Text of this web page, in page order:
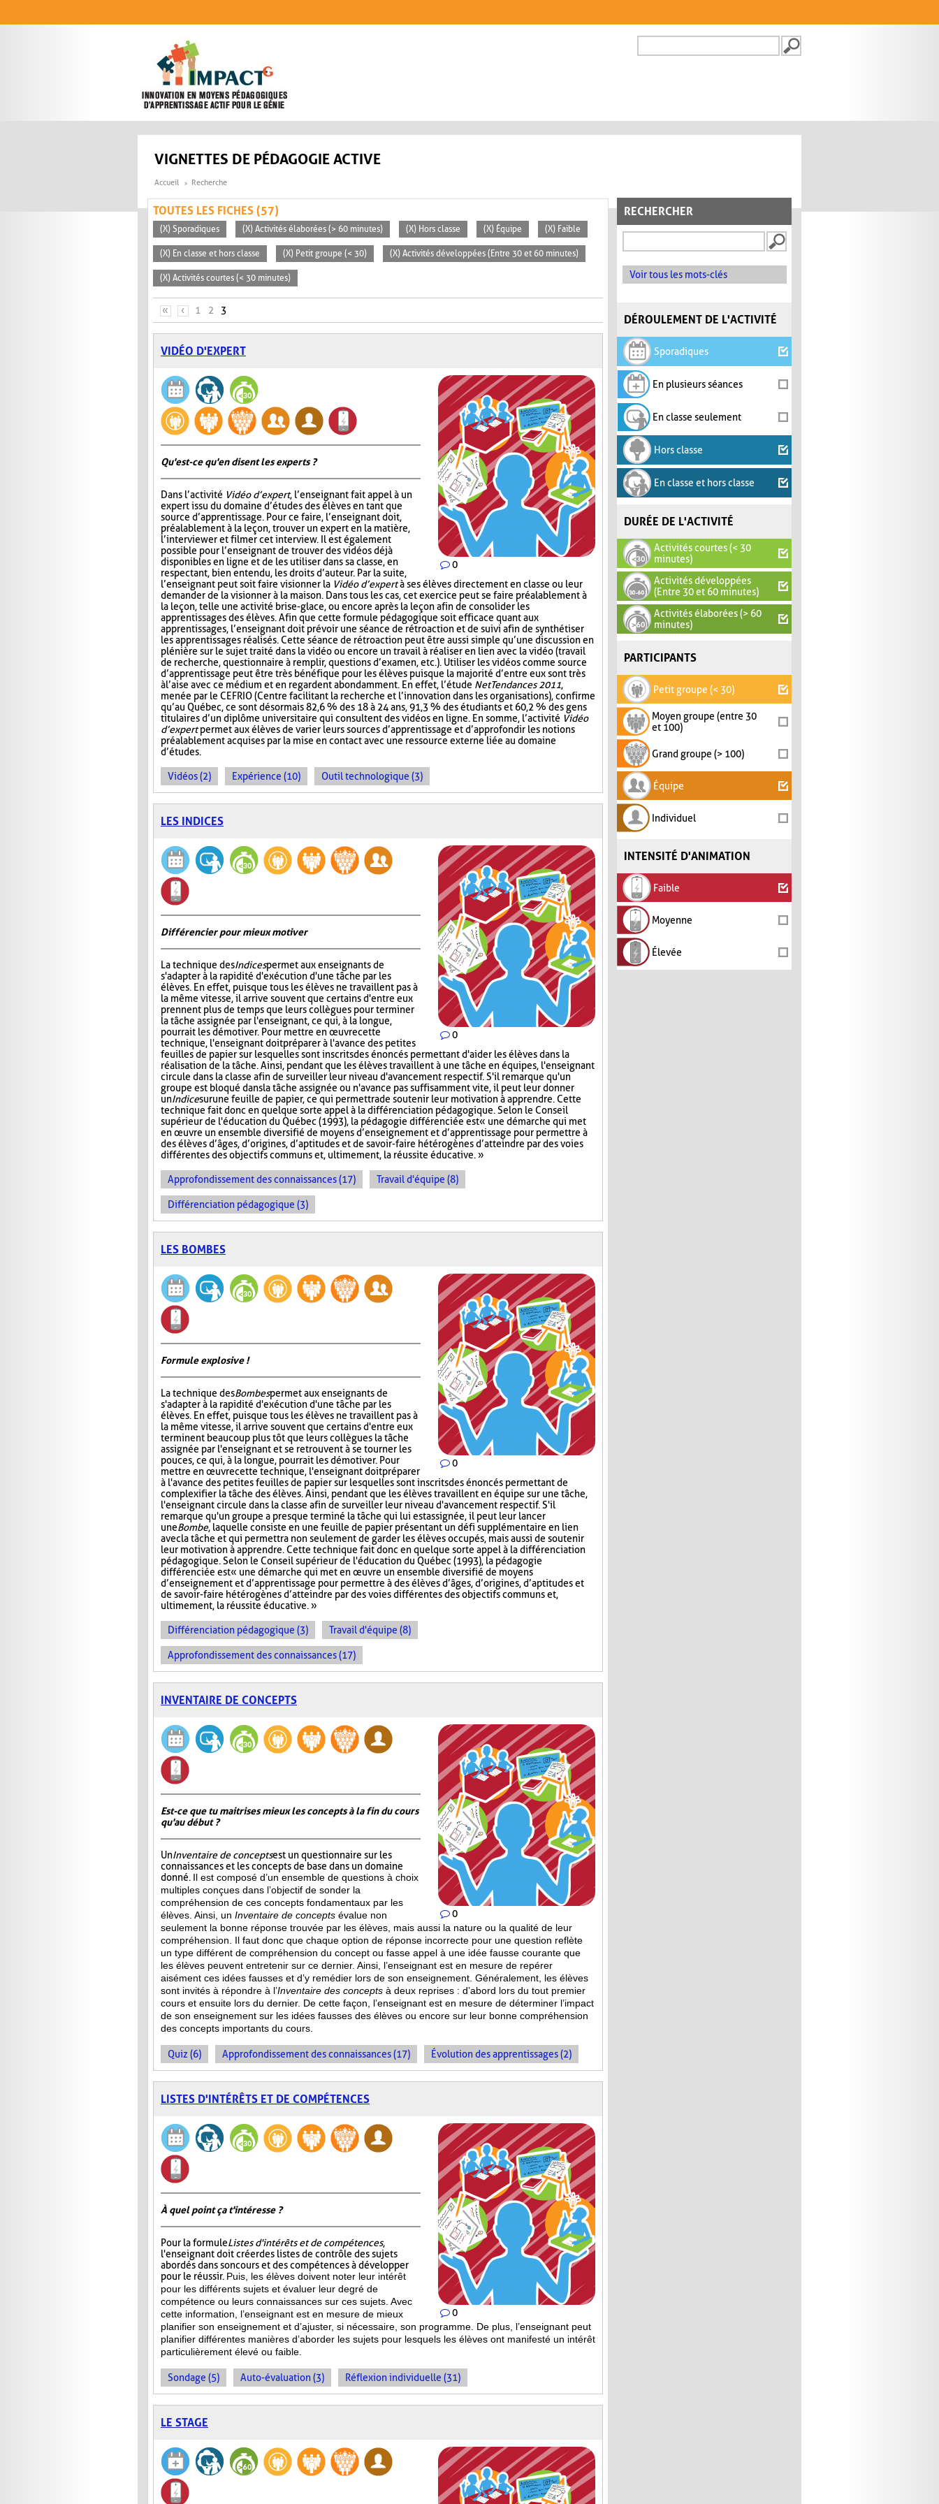
FORMULAIRE DE
VIGNETTES DE PÉDAGOGIE ACTIVE
Accueil Recherche
RECHERCHER
Voir tous les mots-clés
DÉROULEMENT DE L'ACTIVITÉ
Sporadiques
En plusieurs séances
En classe seulement
Hors classe
En classe et hors classe
DURÉE DE L'ACTIVITÉ
Activités courtes (< 30
minutes)
Activités développées
(Entre 30 et 60 minutes)
Activités élaborées (> 60
minutes)
PARTICIPANTS
Petit groupe (< 30)
Moyen groupe (entre 30
et 100)
Grand groupe (> 100)
Équipe
Individuel
INTENSITÉ D'ANIMATION
Faible
Moyenne
Élevée
TOUTES LES FICHES (57)
(X) Sporadiques (X) Activités élaborées (> 60 minutes) (X) Hors classe (X) Équipe (X) Faible
(X) En classe et hors classe (X) Petit groupe (< 30) (X) Activités développées (Entre 30 et 60 minutes)
(X) Activités courtes (< 30 minutes)
PAGES
« ‹ 1 2 3
VIDÉO D'EXPERT
0
Qu'est-ce qu'en disent les experts ?
Dans l’activité Vidéo d’expert, l’enseignant fait appel à un
expert issu du domaine d’études des élèves en tant que
source d’apprentissage. Pour ce faire, l’enseignant doit,
préalablement à la leçon, trouver un expert en la matière,
l’interviewer et filmer cet interview. Il est également
possible pour l’enseignant de trouver des vidéos déjà
disponibles en ligne et de les utiliser dans sa classe, en
respectant, bien entendu, les droits d’auteur. Par la suite,
l’enseignant peut soit faire visionner la Vidéo d’expertà ses élèves directement en classe ou leur
demander de la visionner à la maison. Dans tous les cas, cet exercice peut se faire préalablement à
la leçon, telle une activité brise-glace, ou encore après la leçon afin de consolider les
apprentissages des élèves. Afin que cette formule pédagogique soit efficace quant aux
apprentissages, l’enseignant doit prévoir une séance de rétroaction et de suivi afin de synthétiser
les apprentissages réalisés. Cette séance de rétroaction peut être aussi simple qu’une discussion en
plénière sur le sujet traité dans la vidéo ou encore un travail à réaliser en lien avec la vidéo (travail
de recherche, questionnaire à remplir, questions d’examen, etc.). Utiliser les vidéos comme source
d’apprentissage peut être très bénéfique pour les élèves puisque la majorité d’entre eux sont très
à l’aise avec ce médium et en regardent abondamment. En effet, l’étude NetTendances 2011,
menée par le CEFRIO (Centre facilitant la recherche et l’innovation dans les organisations), confirme
qu’au Québec, ce sont désormais 82,6 % des 18 à 24 ans, 91,3 % des étudiants et 60,2 % des gens
titulaires d’un diplôme universitaire qui consultent des vidéos en ligne. En somme, l’activité Vidéo
d’expertpermet aux élèves de varier leurs sources d’apprentissage et d’approfondir les notions
préalablement acquises par la mise en contact avec une ressource externe liée au domaine
d’études.
Vidéos (2) Expérience (10) Outil technologique (3)
LES INDICES
0
Différencier pour mieux motiver
La technique desIndicespermet aux enseignants de
s'adapter à la rapidité d'exécution d'une tâche par les
élèves. En effet, puisque tous les élèves ne travaillent pas à
la même vitesse, il arrive souvent que certains d'entre eux
prennent plus de temps que leurs collègues pour terminer
la tâche assignée par l'enseignant, ce qui, à la longue,
pourrait les démotiver. Pour mettre en œuvre cette
technique, l'enseignant doit préparer à l'avance des petites
feuilles de papier sur lesquelles sont inscrits des énoncés permettant d'aider les élèves dans la
réalisation de la tâche. Ainsi, pendant que les élèves travaillent à une tâche en équipes, l'enseignant
circule dans la classe afin de surveiller leur niveau d'avancement respectif. S'il remarque qu'un
groupe est bloqué dans la tâche assignée ou n'avance pas suffisamment vite, il peut leur donner
unIndicesurune feuille de papier, ce qui permettra de soutenir leur motivation à apprendre. Cette
technique fait donc en quelque sorte appel à la différenciation pédagogique. Selon le Conseil
supérieur de l'éducation du Québec (1993), la pédagogie différenciée est « une démarche qui met
en œuvre un ensemble diversifié de moyens d’enseignement et d’apprentissage pour permettre à
des élèves d’âges, d’origines, d’aptitudes et de savoir-faire hétérogènes d’atteindre par des voies
différentes des objectifs communs et, ultimement, la réussite éducative. »
Approfondissement des connaissances (17) Travail d'équipe (8)
Différenciation pédagogique (3)
LES BOMBES
0
Formule explosive !
La technique desBombespermet aux enseignants de
s'adapter à la rapidité d'exécution d'une tâche par les
élèves. En effet, puisque tous les élèves ne travaillent pas à
la même vitesse, il arrive souvent que certains d'entre eux
terminent beaucoup plus tôt que leurs collègues la tâche
assignée par l'enseignant et se retrouvent à se tourner les
pouces, ce qui, à la longue, pourrait les démotiver. Pour
mettre en œuvre cette technique, l'enseignant doit préparer
à l'avance des petites feuilles de papier sur lesquelles sont inscrits des énoncés permettant de
complexifier la tâche des élèves. Ainsi, pendant que les élèves travaillent en équipe sur une tâche,
l'enseignant circule dans la classe afin de surveiller leur niveau d'avancement respectif. S'il
remarque qu'un groupe a presque terminé la tâche qui lui est assignée, il peut leur lancer
uneBombe, laquelle consiste en une feuille de papier présentant un défi supplémentaire en lien
avec la tâche et qui permettra non seulement de garder les élèves occupés, mais aussi de soutenir
leur motivation à apprendre. Cette technique fait donc en quelque sorte appel à la différenciation
pédagogique. Selon le Conseil supérieur de l'éducation du Québec (1993), la pédagogie
différenciée est « une démarche qui met en œuvre un ensemble diversifié de moyens
d’enseignement et d’apprentissage pour permettre à des élèves d’âges, d’origines, d’aptitudes et
de savoir-faire hétérogènes d’atteindre par des voies différentes des objectifs communs et,
ultimement, la réussite éducative. »
Différenciation pédagogique (3) Travail d'équipe (8)
Approfondissement des connaissances (17)
INVENTAIRE DE CONCEPTS
0
Est-ce que tu maitrises mieux les concepts à la fin du cours
qu'au début ?
UnInventaire de conceptsest un questionnaire sur les
connaissances et les concepts de base dans un domaine
donné. Il est composé d’un ensemble de questions à choix
multiples conçues dans l’objectif de sonder la
compréhension de ces concepts fondamentaux par les
élèves. Ainsi, un Inventaire de concepts évalue non
seulement la bonne réponse trouvée par les élèves, mais aussi la nature ou la qualité de leur
compréhension. Il faut donc que chaque option de réponse incorrecte pour une question reflète
un type différent de compréhension du concept ou fasse appel à une idée fausse courante que
les élèves peuvent entretenir sur ce dernier. Ainsi, l’enseignant est en mesure de repérer
aisément ces idées fausses et d’y remédier lors de son enseignement. Généralement, les élèves
sont invités à répondre à l’Inventaire des concepts à deux reprises : d’abord lors du tout premier
cours et ensuite lors du dernier. De cette façon, l’enseignant est en mesure de déterminer l’impact
de son enseignement sur les idées fausses des élèves ou encore sur leur bonne compréhension
des concepts importants du cours.
Quiz (6) Approfondissement des connaissances (17) Évolution des apprentissages (2)
LISTES D'INTÉRÊTS ET DE COMPÉTENCES
0
À quel point ça t'intéresse ?
Pour la formuleListes d'intérêts et de compétences,
l'enseignant doit créer des listes de contrôle des sujets
abordés dans son cours et des compétences à développer
pour le réussir. Puis, les élèves doivent noter leur intérêt
pour les différents sujets et évaluer leur degré de
compétence ou leurs connaissances sur ces sujets. Avec
cette information, l’enseignant est en mesure de mieux
planifier son enseignement et d’ajuster, si nécessaire, son programme. De plus, l’enseignant peut
planifier différentes manières d’aborder les sujets pour lesquels les élèves ont manifesté un intérêt
particulièrement élevé ou faible.
Sondage (5) Auto-évaluation (3) Réflexion individuelle (31)
LE STAGE